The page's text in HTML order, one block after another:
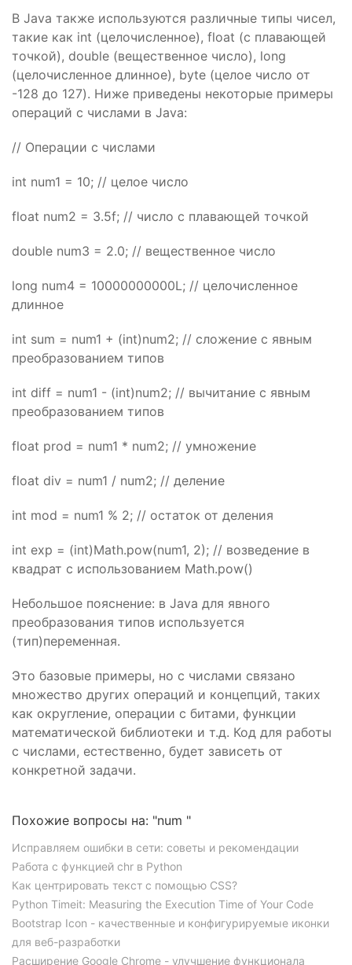
В Java также используются различные типы чисел,
такие как int (целочисленное), float (с плавающей
точкой), double (вещественное число), long
(целочисленное длинное), byte (целое число от
-128 до 127). Ниже приведены некоторые примеры
операций с числами в Java:
// Операции с числами
int num1 = 10; // целое число
float num2 = 3.5f; // число с плавающей точкой
double num3 = 2.0; // вещественное число
long num4 = 10000000000L; // целочисленное
длинное
int sum = num1 + (int)num2; // сложение с явным
преобразованием типов
int diff = num1 - (int)num2; // вычитание с явным
преобразованием типов
float prod = num1 * num2; // умножение
float div = num1 / num2; // деление
int mod = num1 % 2; // остаток от деления
int exp = (int)Math.pow(num1, 2); // возведение в
квадрат с использованием Math.pow()
Небольшое пояснение: в Java для явного
преобразования типов используется
(тип)переменная.
Это базовые примеры, но с числами связано
множество других операций и концепций, таких
как округление, операции с битами, функции
математической библиотеки и т.д. Код для работы
с числами, естественно, будет зависеть от
конкретной задачи.
Похожие вопросы на: "num "
Исправляем ошибки в сети: советы и рекомендации
Работа с функцией chr в Python
Как центрировать текст с помощью CSS?
Python Timeit: Measuring the Execution Time of Your Code
Bootstrap Icon - качественные и конфигурируемые иконки
для веб-разработки
Расширение Google Chrome - улучшение функционала